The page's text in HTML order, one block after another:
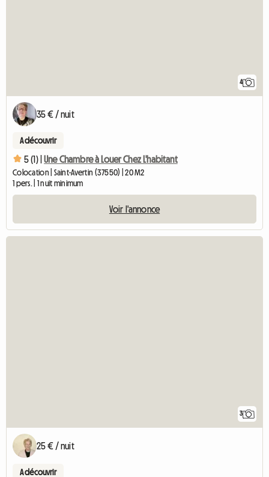
4
35 € / nuit
A découvrir
5 (1) | Une Chambre à Louer Chez L'habitant
Colocation | Saint-Avertin (37550) | 20 M2
1 pers. | 1 nuit minimum
Voir l'annonce
3
25 € / nuit
A découvrir